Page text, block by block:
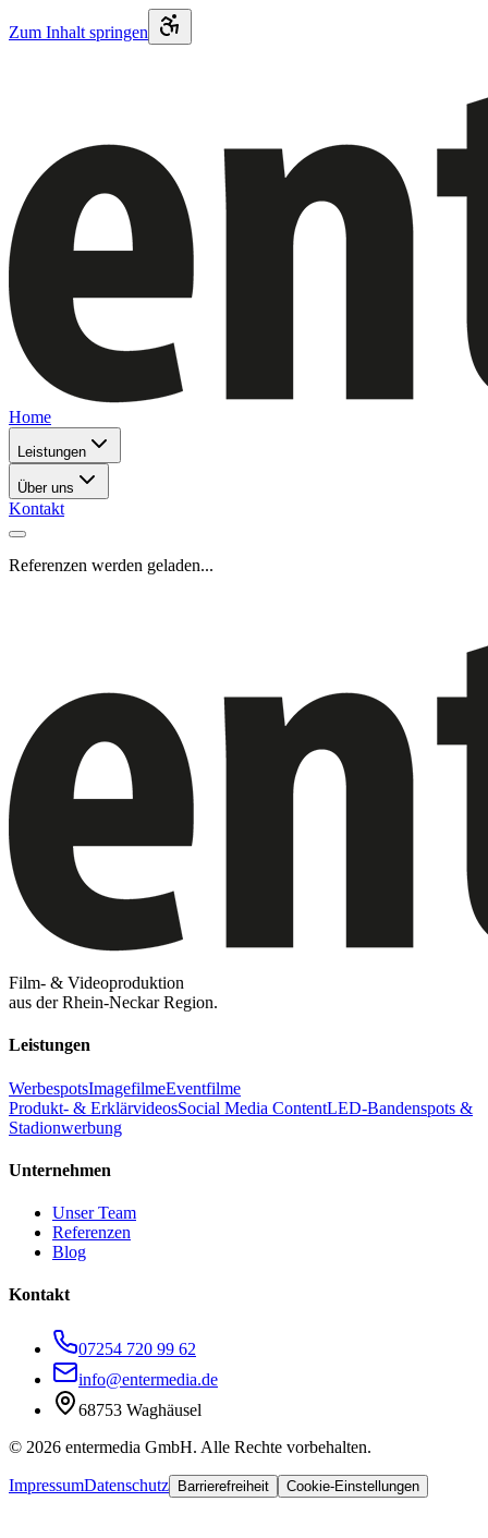
Zum Inhalt springen
Home
Leistungen
Über uns
Kontakt
Referenzen werden geladen...
Film- & Videoproduktion
aus der Rhein-Neckar Region.
Leistungen
WerbespotsImagefilmeEventfilme
Produkt- & ErklärvideosSocial Media ContentLED-Bandenspots &
Stadionwerbung
Unternehmen
Unser Team
Referenzen
Blog
Kontakt
07254 720 99 62
info@entermedia.de
68753 Waghäusel
© 2026 entermedia GmbH. Alle Rechte vorbehalten.
ImpressumDatenschutz Barrierefreiheit Cookie-Einstellungen